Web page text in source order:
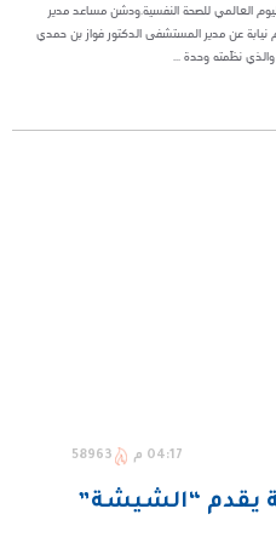
العالمي للصحة النفسية.ودشن مساعد مدير
نيابة عن مدير المستشفى الدكتور فواز بن حمدي
والذي نظّمته وحدة ...
04:17 م 58963
“الشيشة”